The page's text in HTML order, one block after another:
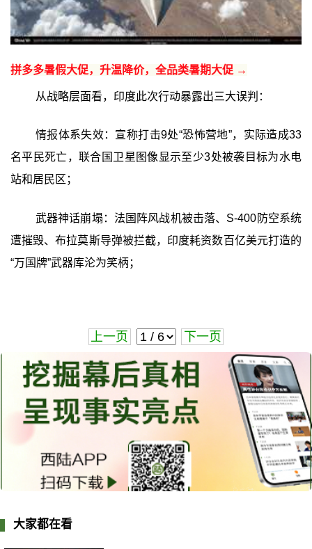
拼多多暑假大促，升温降价，全品类暑期大促 →
从战略层面看，印度此次行动暴露出三大误判：
情报体系失效：宣称打击9处“恐怖营地”，实际造成33
名平民死亡，联合国卫星图像显示至少3处被袭目标为水电
站和居民区；
武器神话崩塌：法国阵风战机被击落、S-400防空系统
遭摧毁、布拉莫斯导弹被拦截，印度耗资数百亿美元打造的
“万国牌”武器库沦为笑柄；
上一页 下一页
大家都在看